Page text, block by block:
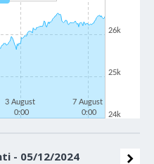
3 August
0:00
7 August
0:00
24k
25k
26k
- 05/12/2024